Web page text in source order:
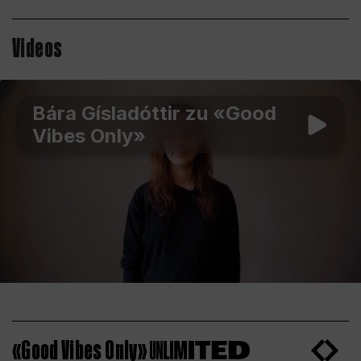
Videos
Bára Gísladóttir zu «Good
Vibes Only»
«Good Vibes Only»